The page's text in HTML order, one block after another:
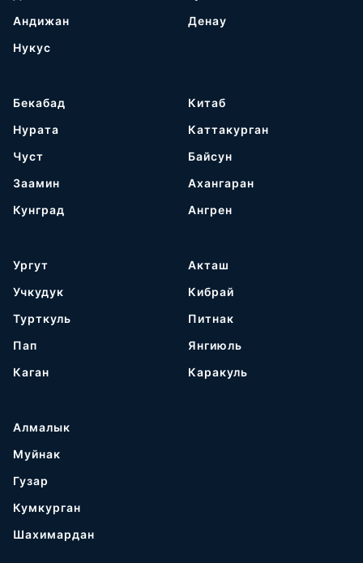
Андижан
Нукус
Денау
Бекабад
Нурата
Чуст
Заамин
Кунград
Китаб
Каттакурган
Байсун
Ахангаран
Ангрен
Ургут
Учкудук
Турткуль
Пап
Каган
Акташ
Кибрай
Питнак
Янгиюль
Каракуль
Алмалык
Муйнак
Гузар
Кумкурган
Шахимардан